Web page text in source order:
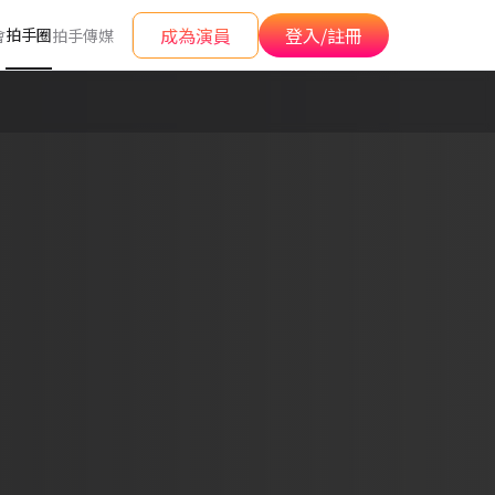
拍手圈拍手傳媒 成為演員 登入/註冊